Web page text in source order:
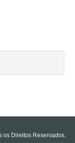
os Direitos Reservados.